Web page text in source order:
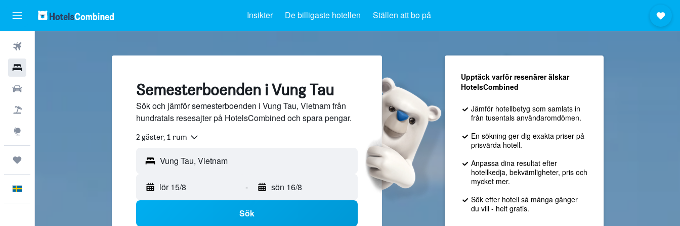
Insikter De billigaste hotellen Ställen att bo på
Semesterboenden i Vung Tau
Sök och jämför semesterboenden i Vung Tau, Vietnam från
hundratals resesajter på HotelsCombined och spara pengar.
2 gäster, 1 rum
lör 15/8 - sön 16/8
Sök
Upptäck varför resenärer älskar
HotelsCombined
Jämför hotellbetyg som samlats in
från tusentals användaromdömen.
En sökning ger dig exakta priser på
prisvärda hotell.
Anpassa dina resultat efter
hotellkedja, bekvämligheter, pris och
mycket mer.
Sök efter hotell så många gånger
du vill - helt gratis.